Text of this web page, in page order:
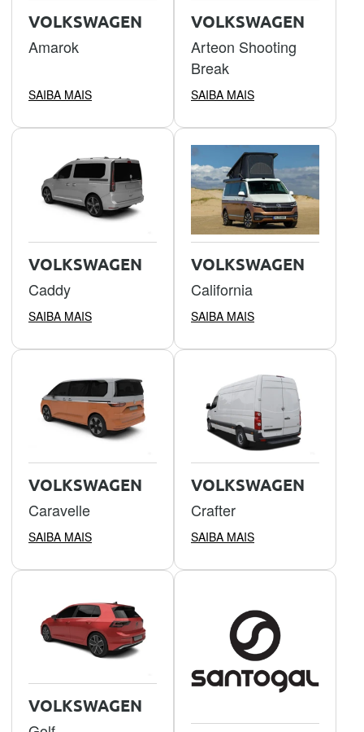
VOLKSWAGEN
Amarok
SAIBA MAIS
VOLKSWAGEN
Arteon Shooting
Break
SAIBA MAIS
VOLKSWAGEN
Caddy
SAIBA MAIS
VOLKSWAGEN
California
SAIBA MAIS
VOLKSWAGEN
Caravelle
SAIBA MAIS
VOLKSWAGEN
Crafter
SAIBA MAIS
VOLKSWAGEN